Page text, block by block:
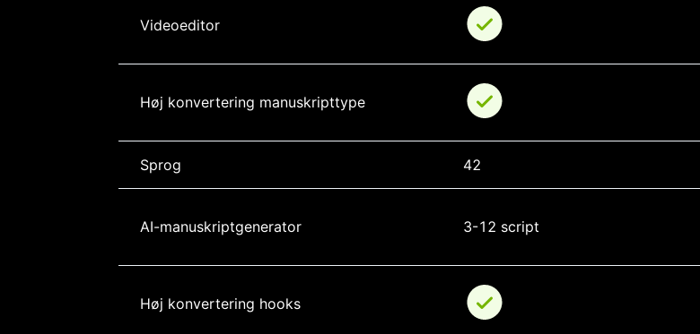
Videoeditor
Høj konvertering manuskripttype
Sprog 42
AI-manuskriptgenerator 3-12 script
Høj konvertering hooks